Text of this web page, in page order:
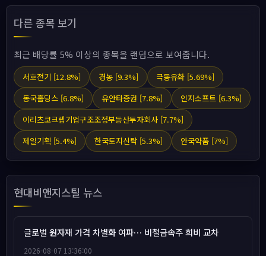
다른 종목 보기
최근 배당률 5% 이상의 종목을 랜덤으로 보여줍니다.
서호전기 [12.8%] 경농 [9.3%]
극동유화 [5.69%]
동국홀딩스 [6.8%]
유안타증권 [7.8%]
인지소프트 [6.3%]
이리츠코크렙기업구조조정부동산투자회사 [7.7%]
제일기획 [5.4%]
한국토지신탁 [5.3%] 안국약품 [7%]
현대비앤지스틸 뉴스
글로벌 원자재 가격 차별화 여파… 비철금속주 희비 교차
2026-08-07 13:36:00